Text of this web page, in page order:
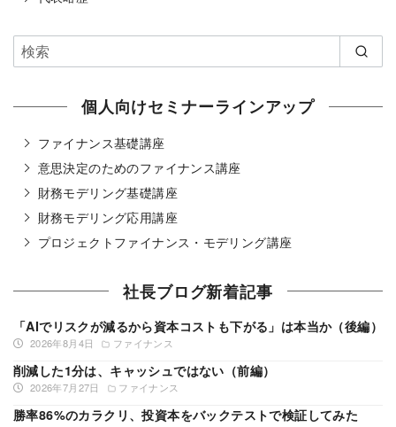
個人向けセミナーラインアップ
ファイナンス基礎講座
意思決定のためのファイナンス講座
財務モデリング基礎講座
財務モデリング応用講座
プロジェクトファイナンス・モデリング講座
社長ブログ新着記事
2026年8月4日 ファイナンス
「AIでリスクが減るから資本コストも下がる」は本当か（後編）
2026年7月27日 ファイナンス
削減した1分は、キャッシュではない（前編）
勝率86%のカラクリ、投資本をバックテストで検証してみた